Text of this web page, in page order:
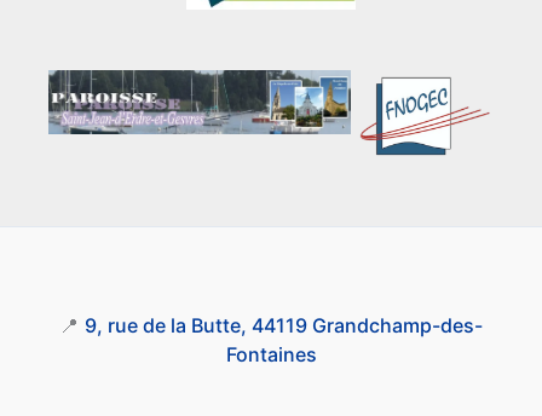
📍 9, rue de la Butte, 44119 Grandchamp-des-
Fontaines